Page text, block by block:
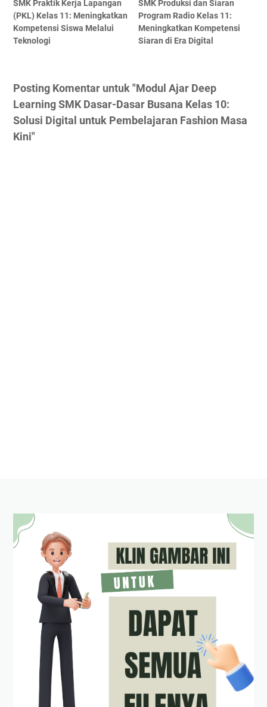
SMK Praktik Kerja Lapangan
(PKL) Kelas 11: Meningkatkan
Kompetensi Siswa Melalui
Teknologi
SMK Produksi dan Siaran
Program Radio Kelas 11:
Meningkatkan Kompetensi
Siaran di Era Digital
Posting Komentar untuk "Modul Ajar Deep
Learning SMK Dasar-Dasar Busana Kelas 10:
Solusi Digital untuk Pembelajaran Fashion Masa
Kini"